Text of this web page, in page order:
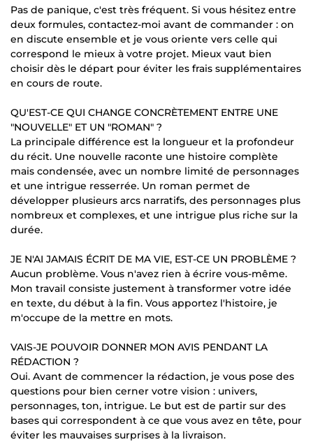
Pas de panique, c'est très fréquent. Si vous hésitez entre
deux formules, contactez-moi avant de commander : on
en discute ensemble et je vous oriente vers celle qui
correspond le mieux à votre projet. Mieux vaut bien
choisir dès le départ pour éviter les frais supplémentaires
en cours de route.
QU'EST-CE QUI CHANGE CONCRÈTEMENT ENTRE UNE
"NOUVELLE" ET UN "ROMAN" ?
La principale différence est la longueur et la profondeur
du récit. Une nouvelle raconte une histoire complète
mais condensée, avec un nombre limité de personnages
et une intrigue resserrée. Un roman permet de
développer plusieurs arcs narratifs, des personnages plus
nombreux et complexes, et une intrigue plus riche sur la
durée.
JE N'AI JAMAIS ÉCRIT DE MA VIE, EST-CE UN PROBLÈME ?
Aucun problème. Vous n'avez rien à écrire vous-même.
Mon travail consiste justement à transformer votre idée
en texte, du début à la fin. Vous apportez l'histoire, je
m'occupe de la mettre en mots.
VAIS-JE POUVOIR DONNER MON AVIS PENDANT LA
RÉDACTION ?
Oui. Avant de commencer la rédaction, je vous pose des
questions pour bien cerner votre vision : univers,
personnages, ton, intrigue. Le but est de partir sur des
bases qui correspondent à ce que vous avez en tête, pour
éviter les mauvaises surprises à la livraison.